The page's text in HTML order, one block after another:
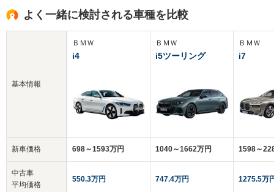
よく一緒に検討される車種を比較
基本情報
新車価格
中古車
平均価格
ＢＭＷ
i4
698～1593万円
550.3万円
ＢＭＷ
i5ツーリング
1040～1662万円
747.4万円
ＢＭＷ
i7
1598～
1275.5万